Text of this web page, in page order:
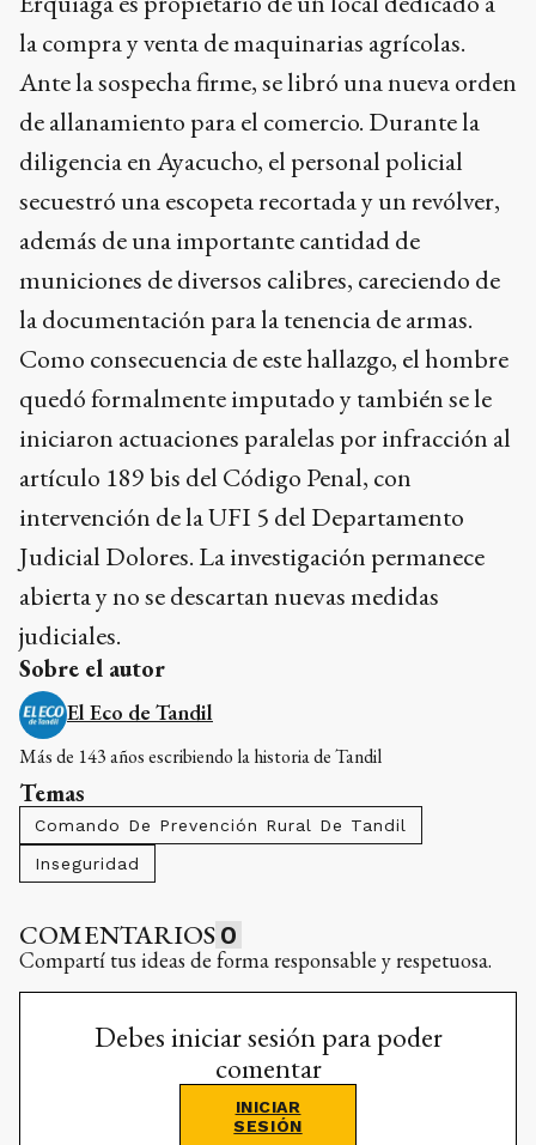
la compra y venta de maquinarias agrícolas.
Ante la sospecha firme, se libró una nueva orden
de allanamiento para el comercio. Durante la
diligencia en Ayacucho, el personal policial
secuestró una escopeta recortada y un revólver,
además de una importante cantidad de
municiones de diversos calibres, careciendo de
la documentación para la tenencia de armas.
Como consecuencia de este hallazgo, el hombre
quedó formalmente imputado y también se le
iniciaron actuaciones paralelas por infracción al
artículo 189 bis del Código Penal, con
intervención de la UFI 5 del Departamento
Judicial Dolores. La investigación permanece
abierta y no se descartan nuevas medidas
judiciales.
Sobre el autor
El Eco de Tandil
Más de 143 años escribiendo la historia de Tandil
Temas
Comando De Prevención Rural De Tandil
Inseguridad
COMENTARIOS 0
Compartí tus ideas de forma responsable y respetuosa.
Debes iniciar sesión para poder
comentar
INICIAR
SESIÓN